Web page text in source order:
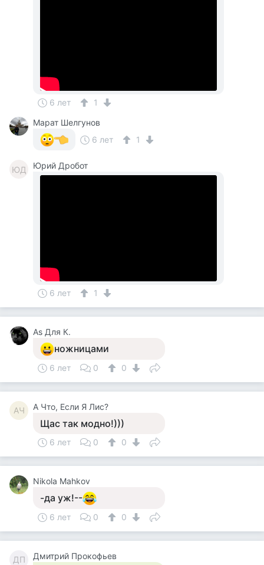
6 лет
1
Марат Шелгунов
6 лет
1
ЮД Юрий Дробот
6 лет 1
Аs Для К.
ножницами
6 лет 0 0
АЧ А Что, Если Я Лис?
Щас так модно!)))
6 лет 0 0
Nikola Mahkov
-да уж!--
6 лет 0 0
ДП Дмитрий Прокофьев